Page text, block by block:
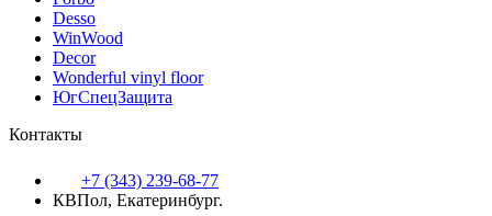
Desso
WinWood
Decor
Wonderful vinyl floor
ЮгСпецЗащита
Контакты
+7 (343) 239-68-77
КВПол, Екатеринбург.